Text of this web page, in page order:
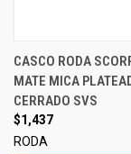
CASCO RODA
MATE MICA
CERRADO SVS
$1,437
RODA